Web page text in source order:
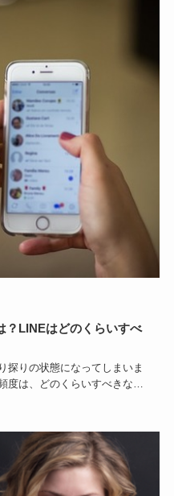
？LINEはどのくらいすべ
探りの状態になってしまいま
は、どのくらいすべきなの